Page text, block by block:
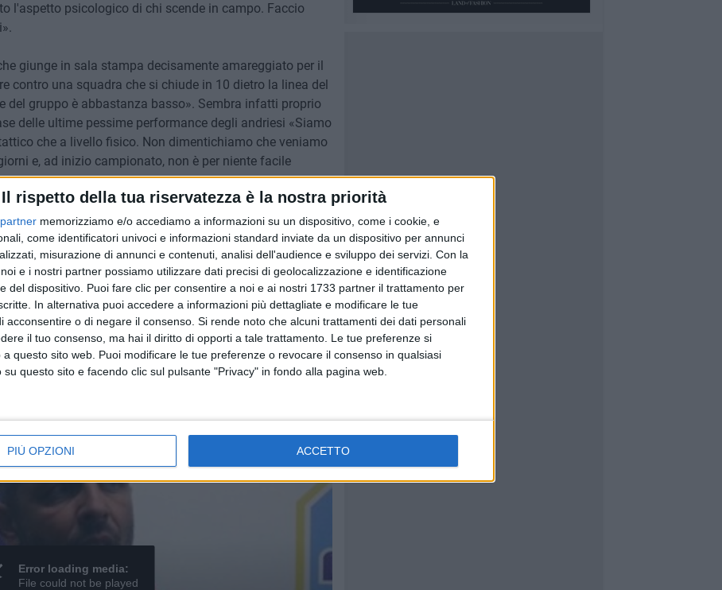
Il rispetto della tua riservatezza è la nostra priorità
partner memorizziamo e/o accediamo a informazioni su un dispositivo, come i cookie, e
come identificatori univoci e informazioni standard inviate da un dispositivo per annunci
misurazione di annunci e contenuti, analisi dell'audience e sviluppo dei servizi. Con la
e i nostri partner possiamo utilizzare dati precisi di geolocalizzazione e identificazione
del dispositivo. Puoi fare clic per consentire a noi e ai nostri 1733 partner il trattamento per
In alternativa puoi accedere a informazioni più dettagliate e modificare le tue
acconsentire o di negare il consenso. Si rende noto che alcuni trattamenti dei dati personali
il tuo consenso, ma hai il diritto di opporti a tale trattamento. Le tue preferenze si
questo sito web. Puoi modificare le tue preferenze o revocare il consenso in qualsiasi
questo sito e facendo clic sul pulsante "Privacy" in fondo alla pagina web.
PIÙ OPZIONI ACCETTO
l'aspetto psicologico di chi scende in campo. Faccio
giunge in sala stampa decisamente amareggiato per il
contro una squadra che si chiude in 10 dietro la linea del
del gruppo è abbastanza basso». Sembra infatti proprio
delle ultime pessime performance degli andriesi «Siamo
che a livello fisico. Non dimentichiamo che veniamo
e, ad inizio campionato, non è per niente facile
da migliorare «A livello di gioco sono stati fatti
migliore prestazione fino ad ora ma, ripeto, è stato
da 10 avversari. Qui ad Andria inoltre è difficile
sentire».
da rinnovare e la panchina potrebbe seriamente
la sua posizione all'interno dell'organico
società. Bisogna avere pazienza e continuare a lavorare
è comunque basso»
Error loading media:
File could not be played